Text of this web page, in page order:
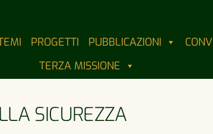
PROGETTI PUBBLICAZIONI
TERZA MISSIONE
SICUREZZA